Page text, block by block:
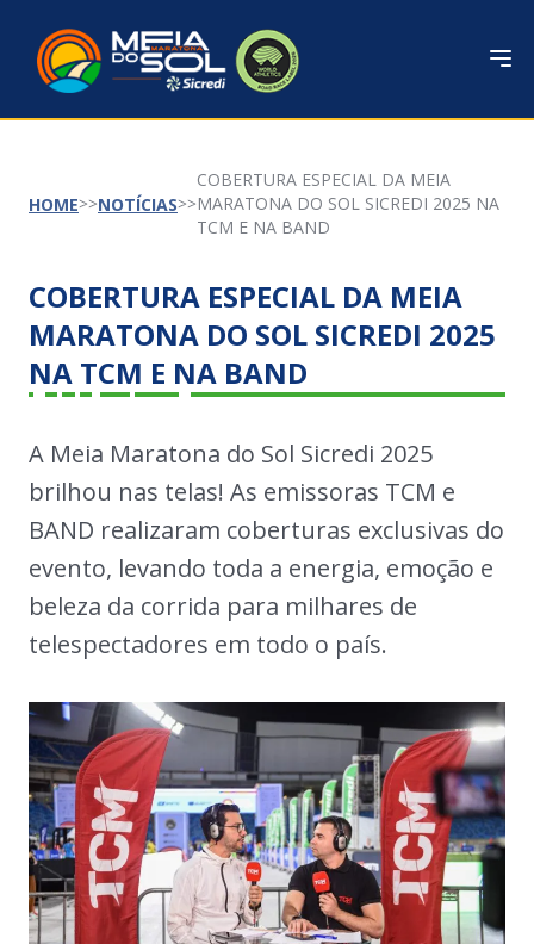
HOME NOTÍCIAS
COBERTURA ESPECIAL DA MEIA
MARATONA DO SOL SICREDI 2025 NA
TCM E NA BAND
COBERTURA ESPECIAL DA MEIA
MARATONA DO SOL SICREDI 2025
NA TCM E NA BAND
A Meia Maratona do Sol Sicredi 2025
brilhou nas telas! As emissoras TCM e
BAND realizaram coberturas exclusivas do
evento, levando toda a energia, emoção e
beleza da corrida para milhares de
telespectadores em todo o país.